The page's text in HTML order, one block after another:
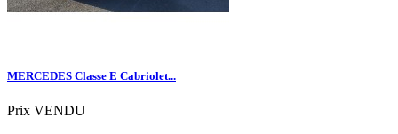
MERCEDES Classe E Cabriolet...
Prix VENDU